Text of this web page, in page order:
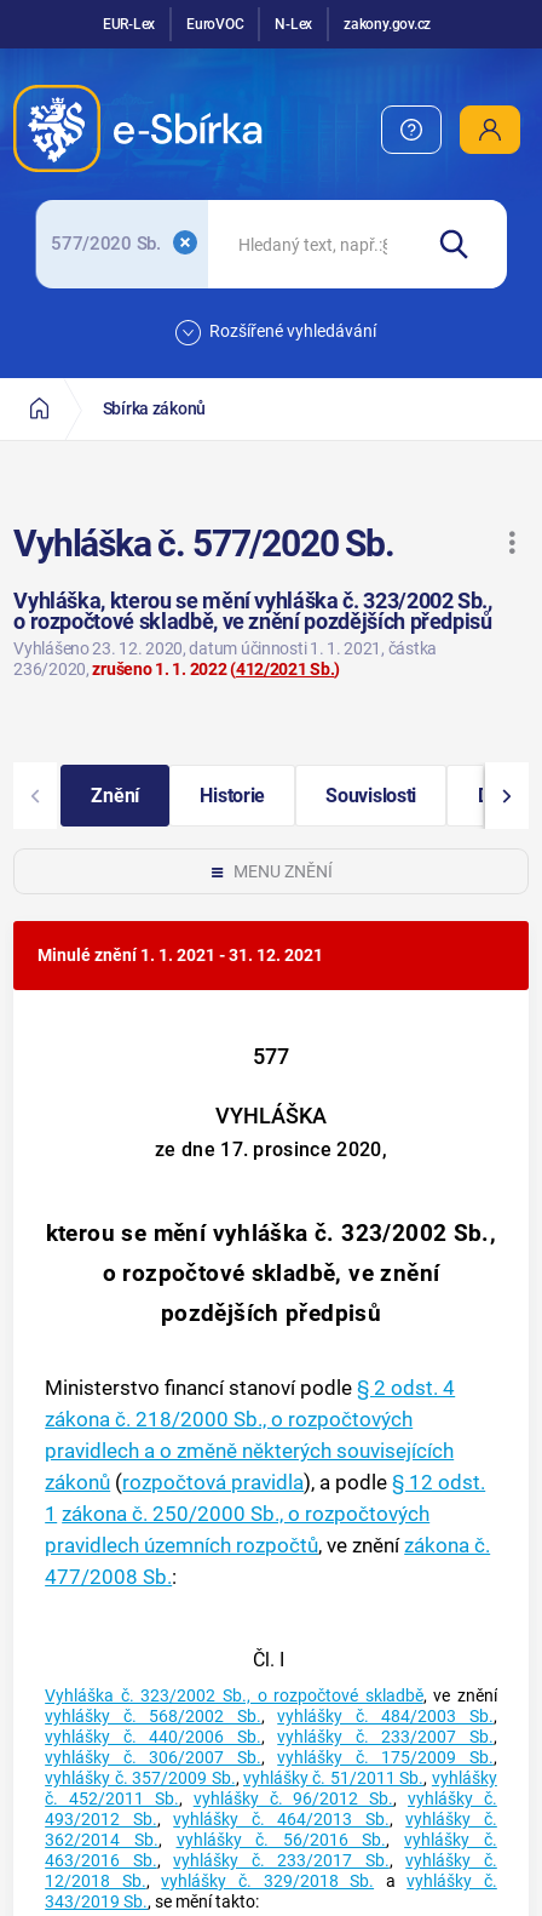
EUR-Lex EuroVOC N-Lex zakony.gov.cz
577/2020 Sb.
Rozšířené vyhledávání
Sbírka zákonů
Vyhláška č. 577/2020 Sb.
Vyhláška, kterou se mění vyhláška č. 323/2002 Sb.,
o rozpočtové skladbě, ve znění pozdějších předpisů
Vyhlášeno 23. 12. 2020, datum účinnosti 1. 1. 2021 , částka
236/2020,zrušeno 1. 1. 2022(412/2021 Sb.)
Znění Historie Souvislosti Další
MENU ZNĚNÍ
Minulé znění1. 1. 2021 - 31. 12. 2021
577
VYHLÁŠKA
ze dne 17. prosince 2020,
kterou se mění vyhláška č. 323/2002 Sb.,
o rozpočtové skladbě, ve znění
pozdějších předpisů
Ministerstvo financí stanoví podle§ 2 odst. 4
zákona č. 218/2000 Sb., o rozpočtových
pravidlech a o změně některých souvisejících
zákonů (rozpočtová pravidla), a podle§ 12 odst.
1 zákona č. 250/2000 Sb., o rozpočtových
pravidlech územních rozpočtů, ve zněnízákona č.
477/2008 Sb.:
Čl. I
Vyhláška č. 323/2002 Sb., o rozpočtové skladbě, ve znění
vyhlášky č. 568/2002 Sb.,vyhlášky č. 484/2003 Sb.,
vyhlášky č. 440/2006 Sb.,vyhlášky č. 233/2007 Sb.,
vyhlášky č. 306/2007 Sb.,vyhlášky č. 175/2009 Sb.,
vyhlášky č. 357/2009 Sb.,vyhlášky č. 51/2011 Sb., vyhlášky
č. 452/2011 Sb., vyhlášky č. 96/2012 Sb., vyhlášky č.
493/2012 Sb.,vyhlášky č. 464/2013 Sb.,vyhlášky č.
362/2014 Sb., vyhlášky č. 56/2016 Sb.,vyhlášky č.
463/2016 Sb.,vyhlášky č. 233/2017 Sb.,vyhlášky č.
12/2018 Sb.,vyhlášky č. 329/2018 Sb. avyhlášky č.
343/2019 Sb., se mění takto: